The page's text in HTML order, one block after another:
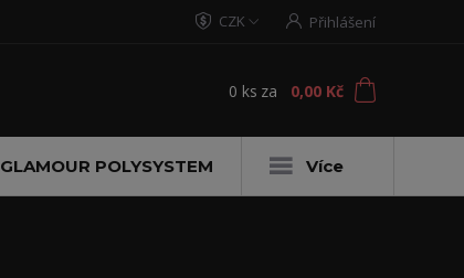
CZK Přihlášení
0 ks za 0,00 Kč
GLAMOUR POLYSYSTEM Více